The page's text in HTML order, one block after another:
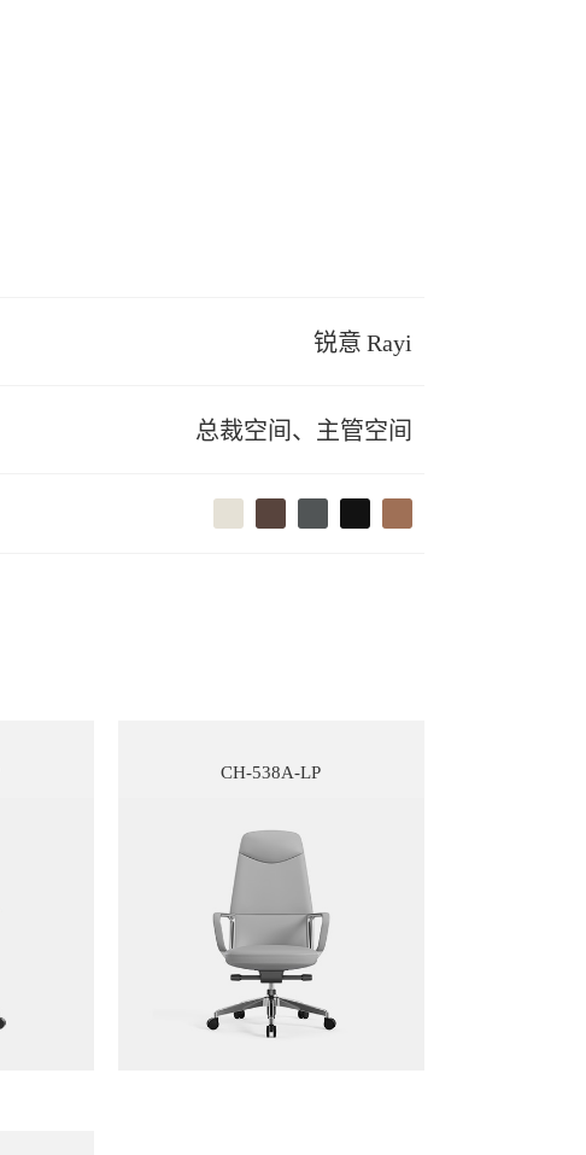
锐意 Rayi
总裁空间、主管空间
CH-538A-LP